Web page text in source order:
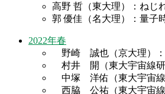
高野 哲（東大理）：ねじ
郭 優佳（名大理）：量子
2022年春
野崎 誠也（京大理）：
村井 開（東大宇宙線研
中塚 洋佑（東大宇宙線
西脇 公祐（東大宇宙線